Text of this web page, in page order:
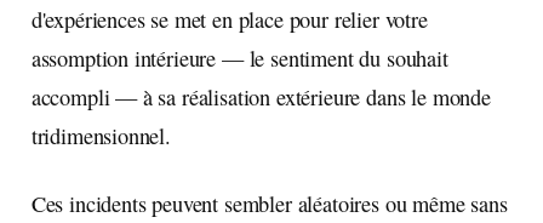
d'expériences se met en place pour relier votre
assomption intérieure — le sentiment du souhait
accompli — à sa réalisation extérieure dans le monde
tridimensionnel.
Ces incidents peuvent sembler aléatoires ou même sans